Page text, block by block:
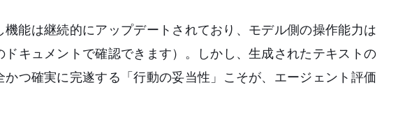
能は継続的にアップデートされており、モデル側の操作能力は
キュメントで確認できます）。しかし、生成されたテキストの
つ確実に完遂する「行動の妥当性」こそが、エージェント評価